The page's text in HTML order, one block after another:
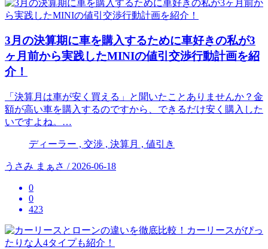
3月の決算期に車を購入するために車好きの私が3
ヶ月前から実践したMINIの値引交渉行動計画を紹
介！
「決算月は車が安く買える」と聞いたことありませんか？金
額が高い車を購入するのですから、できるだけ安く購入した
いですよね。…
ディーラー , 交渉 , 決算月 , 値引き
うさみ まぁさ / 2026-06-18
0
0
423